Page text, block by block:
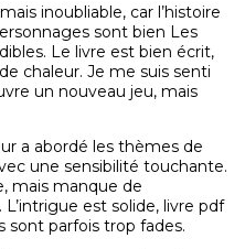
inoubliable, car l’histoire
sont bien Les
Le livre est bien écrit,
chaleur. Je me suis senti
un nouveau jeu, mais
a abordé les thèmes de
une sensibilité touchante.
mais manque de
est solide, livre pdf
sont parfois trop fades.